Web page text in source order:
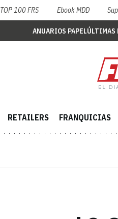
TOP 100 FRS Ebook MDD
ANUARIOS PAPELÚLTIMAS
RETAILERS FRANQUICIAS